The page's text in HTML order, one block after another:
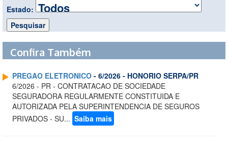
Estado:
Confira Também
PREGAO ELETRONICO - 6/2026 - HONORIO SERPA/PR
6/2026 - PR - CONTRATACAO DE SOCIEDADE
SEGURADORA REGULARMENTE CONSTITUIDA E
AUTORIZADA PELA SUPERINTENDENCIA DE SEGUROS
PRIVADOS - SU... Saiba mais